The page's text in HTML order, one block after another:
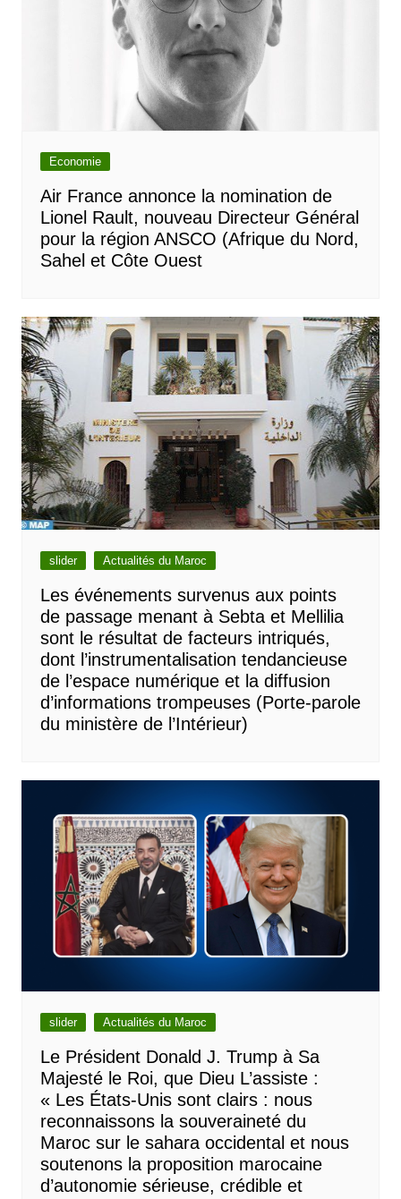
Economie
Air France annonce la nomination de
Lionel Rault, nouveau Directeur Général
pour la région ANSCO (Afrique du Nord,
Sahel et Côte Ouest
slider Actualités du Maroc
Les événements survenus aux points
de passage menant à Sebta et Mellilia
sont le résultat de facteurs intriqués,
dont l’instrumentalisation tendancieuse
de l’espace numérique et la diffusion
d’informations trompeuses (Porte-parole
du ministère de l’Intérieur)
slider Actualités du Maroc
Le Président Donald J. Trump à Sa
Majesté le Roi, que Dieu L’assiste :
« Les États-Unis sont clairs : nous
reconnaissons la souveraineté du
Maroc sur le sahara occidental et nous
soutenons la proposition marocaine
d’autonomie sérieuse, crédible et